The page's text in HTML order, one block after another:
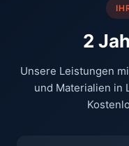
2
Unsere Leistungen
und Materialien in